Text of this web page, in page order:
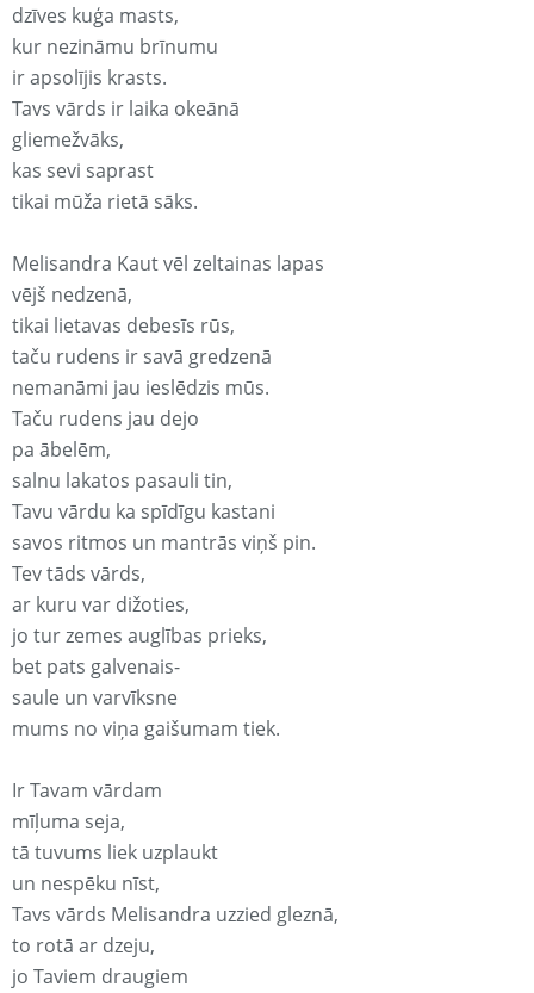
dzīves kuģa masts,
kur nezināmu brīnumu
ir apsolījis krasts.
Tavs vārds ir laika okeānā
gliemežvāks,
kas sevi saprast
tikai mūža rietā sāks.
Melisandra Kaut vēl zeltainas lapas
vējš nedzenā,
tikai lietavas debesīs rūs,
taču rudens ir savā gredzenā
nemanāmi jau ieslēdzis mūs.
Taču rudens jau dejo
pa ābelēm,
salnu lakatos pasauli tin,
Tavu vārdu ka spīdīgu kastani
savos ritmos un mantrās viņš pin.
Tev tāds vārds,
ar kuru var dižoties,
jo tur zemes auglības prieks,
bet pats galvenais-
saule un varvīksne
mums no viņa gaišumam tiek.
Ir Tavam vārdam
mīļuma seja,
tā tuvums liek uzplaukt
un nespēku nīst,
Tavs vārds Melisandra uzzied gleznā,
to rotā ar dzeju,
jo Taviem draugiem